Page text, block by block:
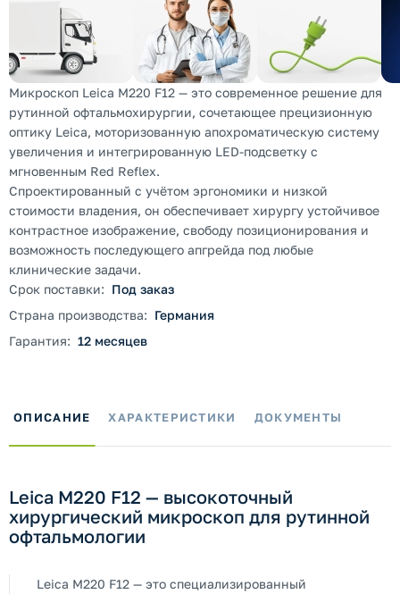
Микроскоп Leica M220 F12 — это современное решение для
рутинной офтальмохирургии, сочетающее прецизионную
оптику Leica, моторизованную апохроматическую систему
увеличения и интегрированную LED-подсветку с
мгновенным Red Reflex.
Спроектированный с учётом эргономики и низкой
стоимости владения, он обеспечивает хирургу устойчивое
контрастное изображение, свободу позиционирования и
возможность последующего апгрейда под любые
клинические задачи.
Срок поставки: Под заказ
Страна производства: Германия
Гарантия: 12 месяцев
ОПИСАНИЕ ХАРАКТЕРИСТИКИ ДОКУМЕНТЫ
Leica M220 F12 — высокоточный
хирургический микроскоп для рутинной
офтальмологии
Leica M220 F12 — это специализированный